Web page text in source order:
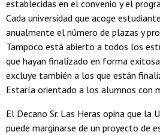
establecidas en el convenio y el
Cada universidad que acoge
anualmente el número de plazas y
Tampoco está abierto a todos los
que hayan finalizado en forma
excluye también a los que están
Estaría orientado a los alumnos con
El Decano Sr. Las Heras opina que la
puede marginarse de un proyecto de